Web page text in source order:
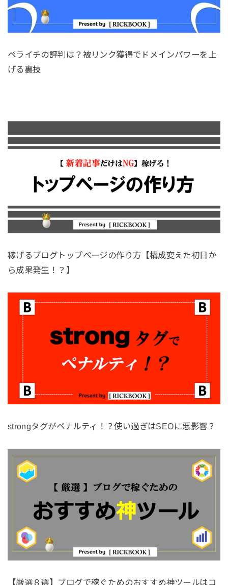
ペライチの評判は？被リンク獲得でドメインパワーを上
げる裏技
稼げるブログトップページの作り方【構成変えた初日か
ら成果発生！？】
strongタグがペナルティ！？使い過ぎはSEOに悪影響？
【厳選８選】ブログで稼ぐためのおすすめ神ツールはコ